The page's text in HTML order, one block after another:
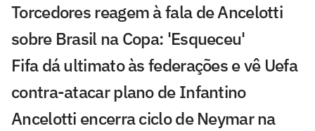
Torcedores reagem à fala de Ancelotti
sobre Brasil na Copa: 'Esqueceu'
Fifa dá ultimato às federações e vê Uefa
contra-atacar plano de Infantino
Ancelotti encerra ciclo de Neymar na